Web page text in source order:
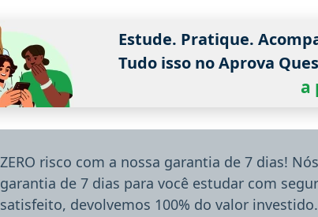
Estude. Pratique.
Tudo isso no Aprova
a
ZERO risco com a nossa garantia de 7 dias!
garantia de 7 dias para você estudar com
satisfeito, devolvemos 100% do valor investido.